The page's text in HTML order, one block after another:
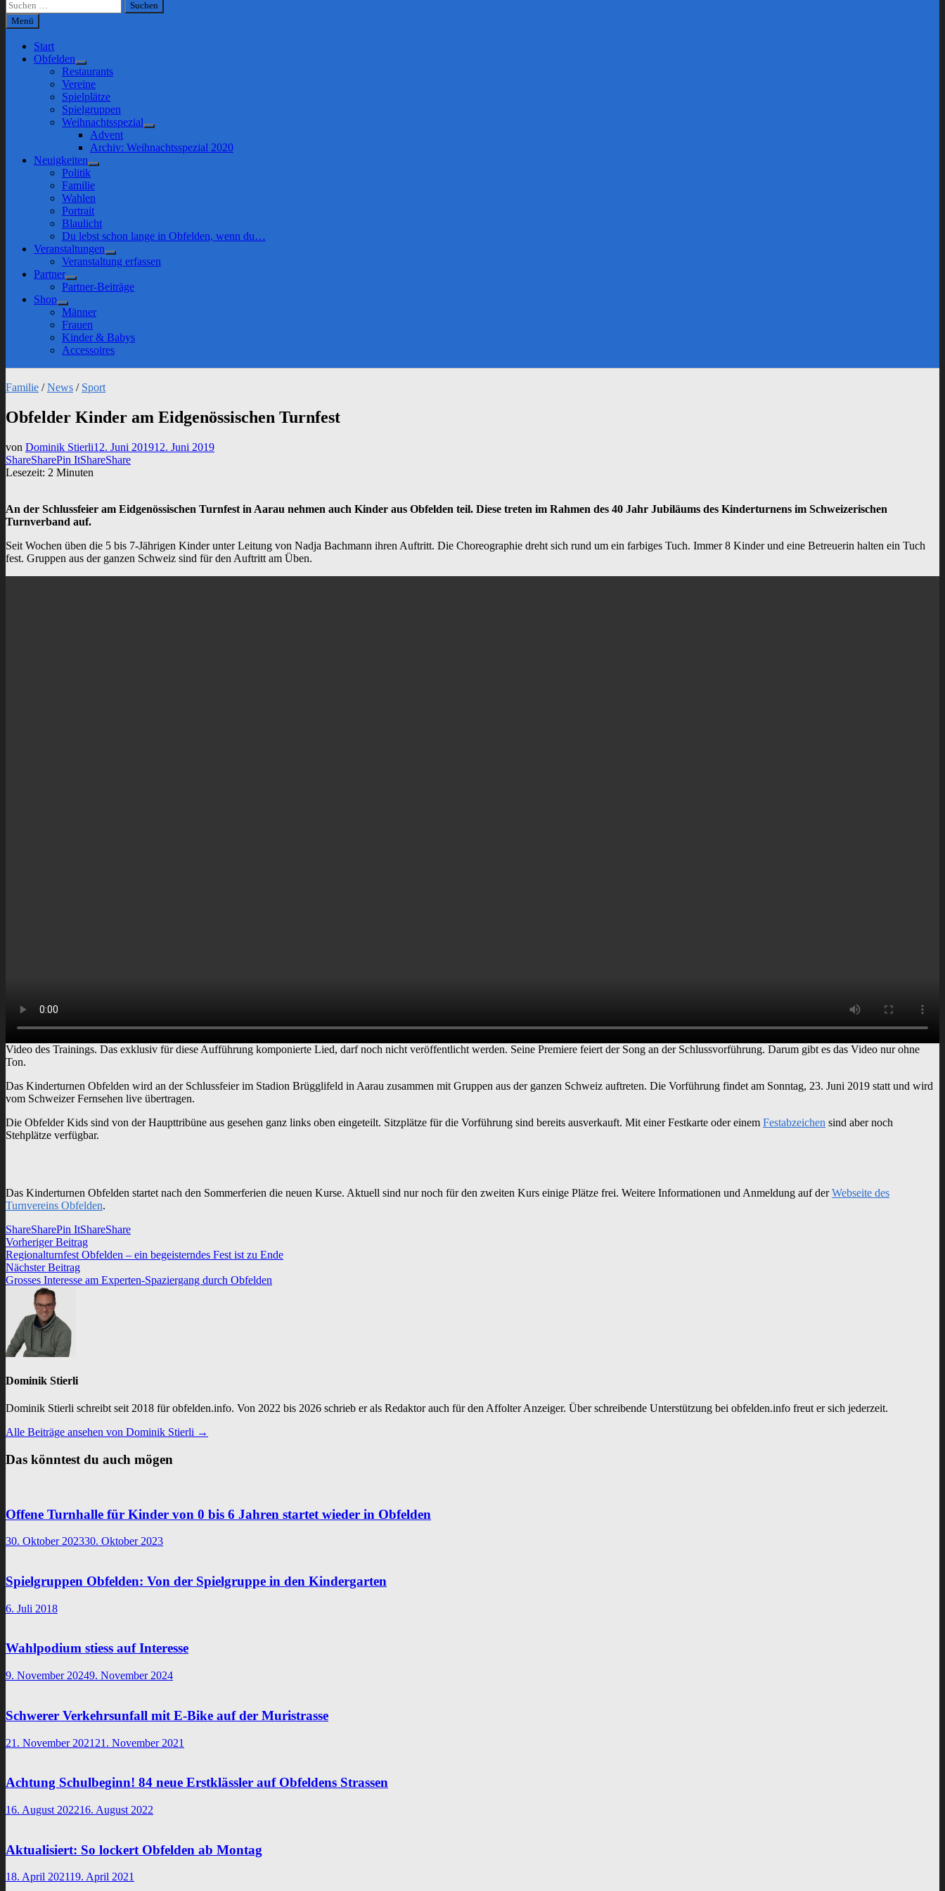
Suchen
nach:
Menü
Start
Obfelden
Show
sub
menu
Restaurants
Vereine
Spielplätze
Spielgruppen
Weihnachtsspezial
Show
menu
Advent
Archiv: Weihnachtsspezial 2020
Neuigkeiten
Show
menu
Politik
Familie
Wahlen
Portrait
Blaulicht
Du lebst schon lange in Obfelden, wenn du…
Veranstaltungen
Show
sub
Veranstaltung erfassen
Partner
Show
sub
Partner-Beiträge
Shop
Show
sub
menu
Männer
Frauen
Kinder & Babys
Accessoires
Familie /News / Sport
Obfelder Kinder am Eidgenössischen Turnfest
von Dominik Stierli12. Juni 201912. Juni 2019
ShareSharePin ItShareShare
Lesezeit: 2 Minuten
An der Schlussfeier am Eidgenössischen Turnfest in Aarau nehmen auch Kinder aus Obfelden teil. Diese treten im Rahmen des 40 Jahr Jubiläums des Kinderturnens im Schweizerischen
Turnverband auf.
Seit Wochen üben die 5 bis 7-Jährigen Kinder unter Leitung von Nadja Bachmann ihren Auftritt. Die Choreographie dreht sich rund um ein farbiges Tuch. Immer 8 Kinder und eine Betreuerin halten ein Tuch
fest. Gruppen aus der ganzen Schweiz sind für den Auftritt am Üben.
Video des Trainings. Das exklusiv für diese Aufführung komponierte Lied, darf noch nicht veröffentlicht werden. Seine Premiere feiert der Song an der Schlussvorführung. Darum gibt es das Video nur ohne
Ton.
Das Kinderturnen Obfelden wird an der Schlussfeier im Stadion Brügglifeld in Aarau zusammen mit Gruppen aus der ganzen Schweiz auftreten. Die Vorführung findet am Sonntag, 23. Juni 2019 statt und wird
vom Schweizer Fernsehen live übertragen.
Die Obfelder Kids sind von der Haupttribüne aus gesehen ganz links oben eingeteilt. Sitzplätze für die Vorführung sind bereits ausverkauft. Mit einer Festkarte oder einem Festabzeichen sind aber noch
Stehplätze verfügbar.
Das Kinderturnen Obfelden startet nach den Sommerferien die neuen Kurse. Aktuell sind nur noch für den zweiten Kurs einige Plätze frei. Weitere Informationen und Anmeldung auf derWebseite des
Turnvereins Obfelden.
ShareSharePin ItShareShare
Beitragsnavigation
Vorheriger BeitragVorheriger
Beitrag:
Regionalturnfest Obfelden – ein begeisterndes Fest ist zu Ende
Nächster BeitragNächster
Beitrag:
Grosses Interesse am Experten-Spaziergang durch Obfelden
Dominik Stierli
Dominik Stierli schreibt seit 2018 für obfelden.info. Von 2022 bis 2026 schrieb er als Redaktor auch für den Affolter Anzeiger. Über schreibende Unterstützung bei obfelden.info freut er sich jederzeit.
Alle Beiträge ansehen von Dominik Stierli →
Das könntest du auch mögen
Offene Turnhalle für Kinder von 0 bis 6 Jahren startet wieder in Obfelden
30. Oktober 202330. Oktober 2023
Spielgruppen Obfelden: Von der Spielgruppe in den Kindergarten
6. Juli 2018
Wahlpodium stiess auf Interesse
9. November 20249. November 2024
Schwerer Verkehrsunfall mit E-Bike auf der Muristrasse
21. November 2021 21. November 2021
Achtung Schulbeginn! 84 neue Erstklässler auf Obfeldens Strassen
16. August 202216. August 2022
Aktualisiert: So lockert Obfelden ab Montag
18. April 202119. April 2021